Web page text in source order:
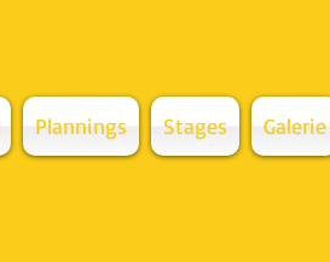
Plannings Stages Galerie